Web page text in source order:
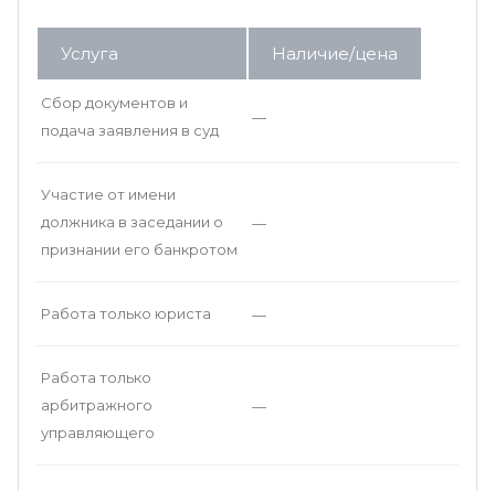
Услуга Наличие/цена
Сбор документов и
подача заявления в суд
—
Участие от имени
должника в заседании о
признании его банкротом
—
Работа только юриста —
Работа только
арбитражного
управляющего
—